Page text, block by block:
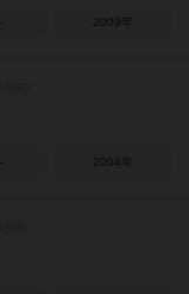
2009年
2004年